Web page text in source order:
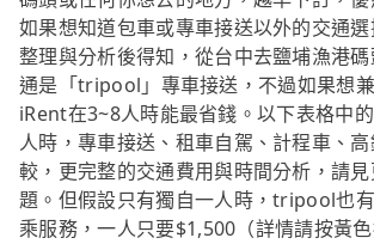
如果想知道包車或專車接送以外的交通
整理與分析後得知，從台中去鹽埔漁港
通是「tripool」專車接送，不過如果想
iRent在3~8人時能最省錢。以下表格中
人時，專車接送、租車自駕、計程車、
較，更完整的交通費用與時間分析，請
題。但假設只有獨自一人時，tripool也
乘服務，一人只要$1,500（詳情請按黃